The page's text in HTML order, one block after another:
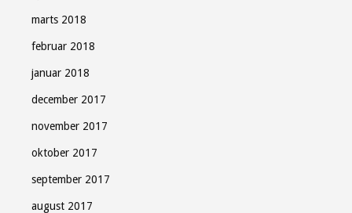
marts 2018
februar 2018
januar 2018
december 2017
november 2017
oktober 2017
september 2017
august 2017